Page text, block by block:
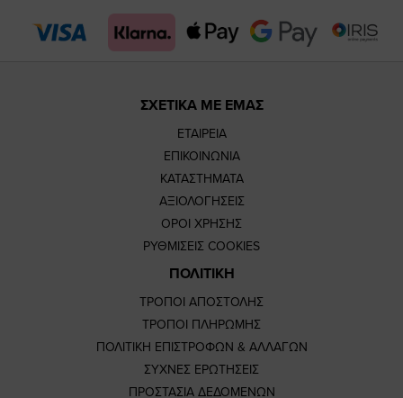
pagepage
ΣΧΕΤΙΚΑ ΜΕ ΕΜΑΣ
ΕΤΑΙΡΕΙΑ
ΕΠΙΚΟΙΝΩΝΙΑ
ΚΑΤΑΣΤΗΜΑΤΑ
ΑΞΙΟΛΟΓΗΣΕΙΣ
ΟΡΟΙ ΧΡΗΣΗΣ
ΡΥΘΜΙΣΕΙΣ COOKIES
ΠΟΛΙΤΙΚΗ
ΤΡΟΠΟΙ ΑΠΟΣΤΟΛΗΣ
ΤΡΟΠΟΙ ΠΛΗΡΩΜΗΣ
ΠΟΛΙΤΙΚΗ ΕΠΙΣΤΡΟΦΩΝ & ΑΛΛΑΓΩΝ
ΣΥΧΝΕΣ ΕΡΩΤΗΣΕΙΣ
ΠΡΟΣΤΑΣΙΑ ΔΕΔΟΜΕΝΩΝ